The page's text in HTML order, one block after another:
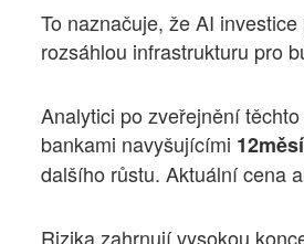
To naznačuje, že AI
rozsáhlou infrastrukturu pro
Analytici po zveřejnění
bankami navyšujícími
dalšího růstu. Aktuální cena
Rizika zahrnují vysokou